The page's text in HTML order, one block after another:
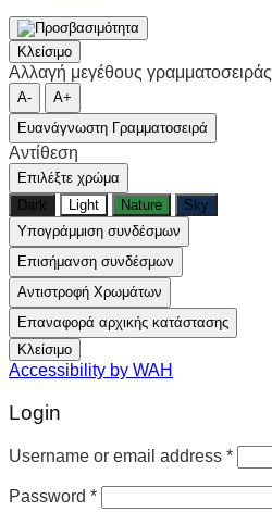
Κλείσιμο
Αλλαγή μεγέθους γραμματοσειράς
A-
A+
Ευανάγνωστη Γραμματοσειρά
Αντίθεση
Επιλέξτε χρώμα
Dark
Light Nature
Sky
Υπογράμμιση συνδέσμων
Επισήμανση συνδέσμων
Αντιστροφή Χρωμάτων
Επαναφορά αρχικής κατάστασης
Κλείσιμο
Accessibility by WAH
Login
Username or email address *
Password *